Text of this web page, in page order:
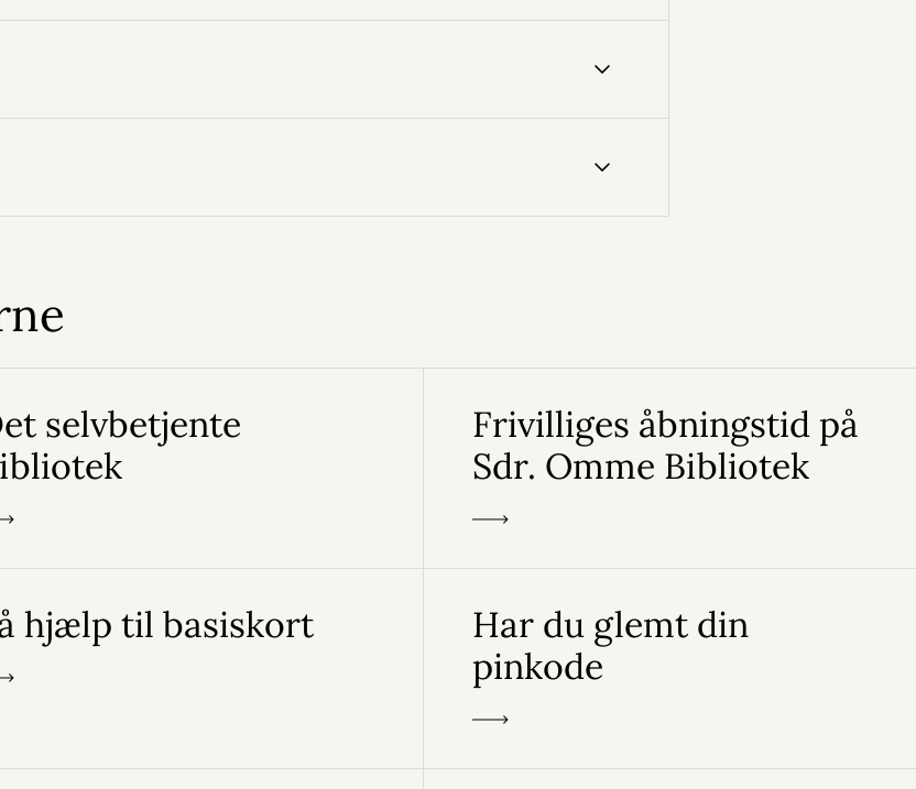
selvbetjente
Frivilliges åbningstid på
Sdr. Omme Bibliotek
hjælp til basiskort
Har du glemt din
pinkode